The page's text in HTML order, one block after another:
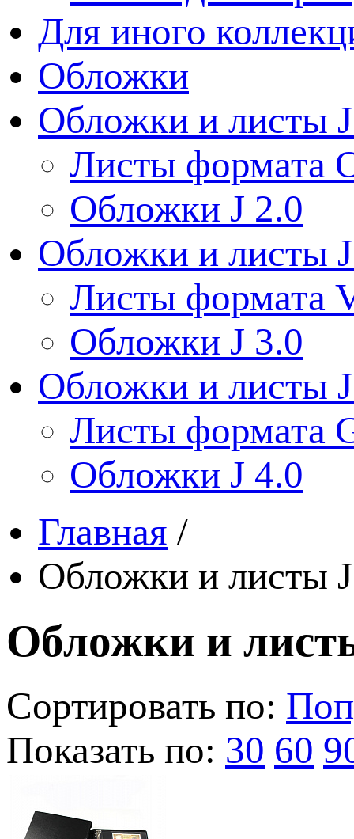
Для иного
Обложки
Обложки и листы
Листы формата
Обложки J 2.0
Обложки и листы
Листы формата
Обложки J 3.0
Обложки и листы
Листы формата
Обложки J 4.0
Главная /
Обложки и листы
Обложки и
Сортировать по:
Показать по: 30 60